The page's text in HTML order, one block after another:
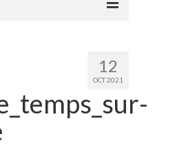
audacieuse
astucieuse
12
OCT 2021